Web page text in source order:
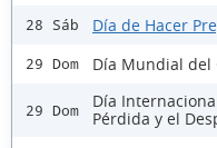
28 Sáb Día de Hacer
29 Dom Día Mundial del
29 Dom
Día
Pérdida y el